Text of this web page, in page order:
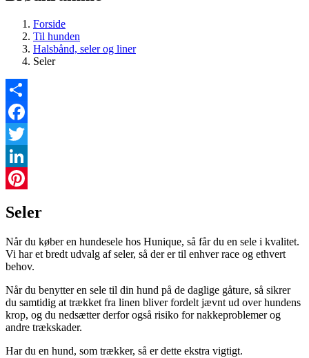
Forside
Til hunden
Halsbånd, seler og liner
Seler
Share
Facebook
Twitter
LinkedIn
Seler
Når du køber en hundesele hos Hunique, så får du en sele i kvalitet.
Vi har et bredt udvalg af seler, så der er til enhver race og ethvert
behov.
Når du benytter en sele til din hund på de daglige gåture, så sikrer
du samtidig at trækket fra linen bliver fordelt jævnt ud over hundens
krop, og du nedsætter derfor også risiko for nakkeproblemer og
andre trækskader.
Har du en hund, som trækker, så er dette ekstra vigtigt.